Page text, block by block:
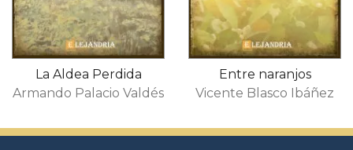
La Aldea Perdida
Armando Palacio Valdés
Entre naranjos
Vicente Blasco Ibáñez